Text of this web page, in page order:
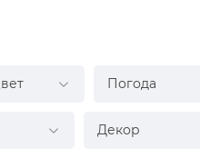
Погода
Декор